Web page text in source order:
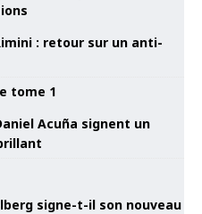
: retour sur un anti-
Acuña signent un
signe-t-il son nouveau